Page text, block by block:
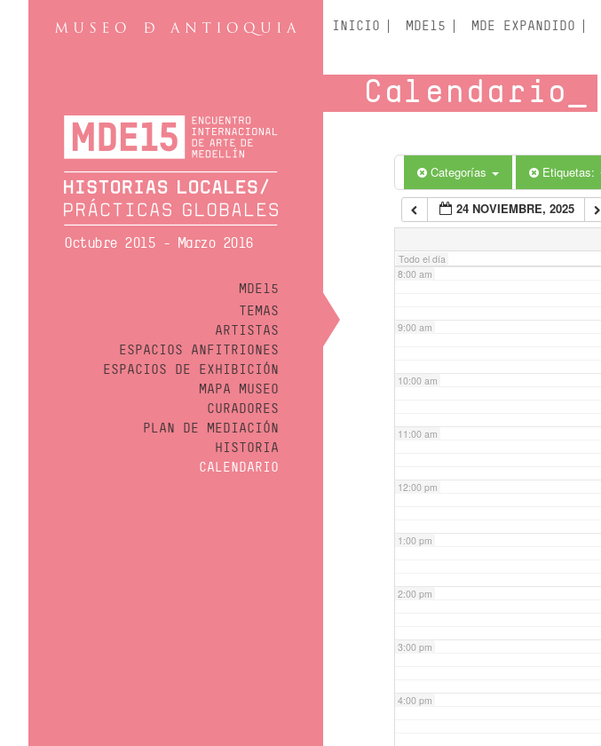
Octubre 2015 - Marzo 2016
MDE15
TEMAS
ARTISTAS
ESPACIOS ANFITRIONES
ESPACIOS DE EXHIBICIÓN
MAPA MUSEO
CURADORES
PLAN DE MEDIACIÓN
HISTORIA
CALENDARIO
INICIO MDE15 MDE EXPANDIDO
Calendario
Categorías Etiquetas:
24 NOVIEMBRE, 2025
Todo el día
5:00 am
6:00 am
7:00 am
8:00 am
9:00 am
10:00 am
11:00 am
12:00 pm
1:00 pm
2:00 pm
3:00 pm
4:00 pm